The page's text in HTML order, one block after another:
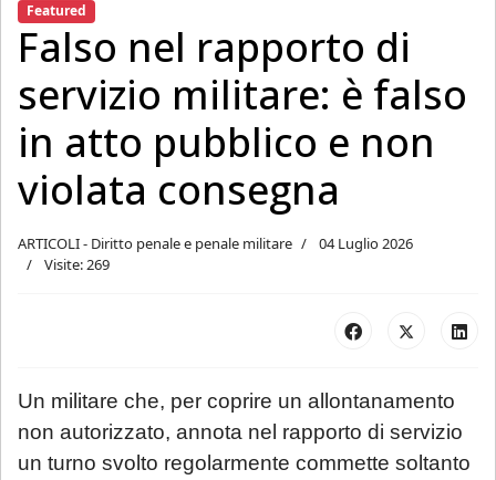
Featured
Falso nel rapporto di
servizio militare: è falso
in atto pubblico e non
violata consegna
ARTICOLI - Diritto penale e penale militare
04 Luglio 2026
Visite: 269
Un militare che, per coprire un allontanamento
non autorizzato, annota nel rapporto di servizio
un turno svolto regolarmente commette soltanto